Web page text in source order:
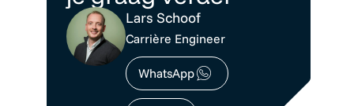
Lars Schoof
Carrière Engineer
WhatsApp